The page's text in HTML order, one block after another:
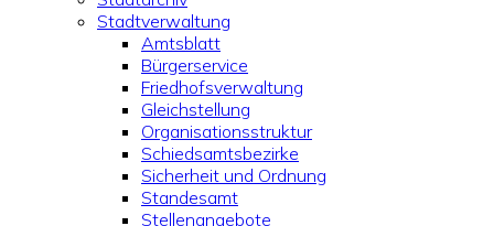
Stadtverwaltung
Amtsblatt
Bürgerservice
Friedhofsverwaltung
Gleichstellung
Organisationsstruktur
Schiedsamtsbezirke
Sicherheit und Ordnung
Standesamt
Stellenangebote